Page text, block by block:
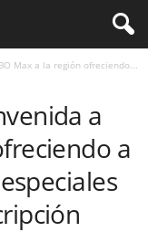
Max a la región ofreciendo...
a
a